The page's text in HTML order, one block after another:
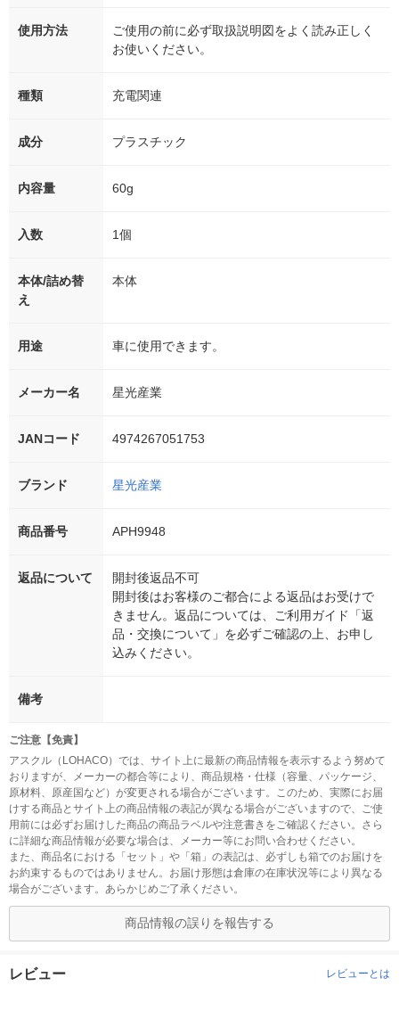
使用方法
ご使用の前に必ず取扱説明図をよく読み正しく
お使いください。
種類 充電関連
成分 プラスチック
内容量 60g
入数 1個
本体/詰め替
え
本体
用途 車に使用できます。
メーカー名 星光産業
JANコード 4974267051753
ブランド 星光産業
商品番号 APH9948
返品について
開封後返品不可
開封後はお客様のご都合による返品はお受けで
きません。返品については、ご利用ガイド「返
品・交換について」を必ずご確認の上、お申し
込みください。
備考
ご注意【免責】
アスクル（LOHACO）では、サイト上に最新の商品情報を表示するよう努めて
おりますが、メーカーの都合等により、商品規格・仕様（容量、パッケージ、
原材料、原産国など）が変更される場合がございます。このため、実際にお届
けする商品とサイト上の商品情報の表記が異なる場合がございますので、ご使
用前には必ずお届けした商品の商品ラベルや注意書きをご確認ください。さら
に詳細な商品情報が必要な場合は、メーカー等にお問い合わせください。
また、商品名における「セット」や「箱」の表記は、必ずしも箱でのお届けを
お約束するものではありません。お届け形態は倉庫の在庫状況等により異なる
場合がございます。あらかじめご了承ください。
商品情報の誤りを報告する
レビュー レビューとは